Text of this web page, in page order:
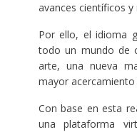
avances científicos
Por ello, el idioma
todo un mundo de
arte, una nueva
mayor
Con base en esta
una plataforma